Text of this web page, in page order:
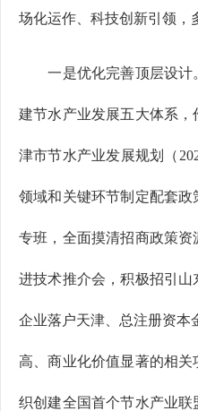
场化运作、科技创新引领，
一是优化完善顶层设计
建节水产业发展五大体系
津市节水产业发展规划（
领域和关键环节制定配套
专班，全面摸清招商政策
进技术推介会，积极招引
企业落户天津、总注册资本
高、商业化价值显著的相
织创建全国首个节水产业